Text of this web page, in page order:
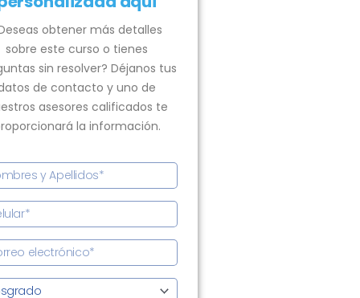
obtener más detalles
sobre este curso o tienes
sin resolver? Déjanos tus
de contacto y uno de
asesores calificados te
la información.